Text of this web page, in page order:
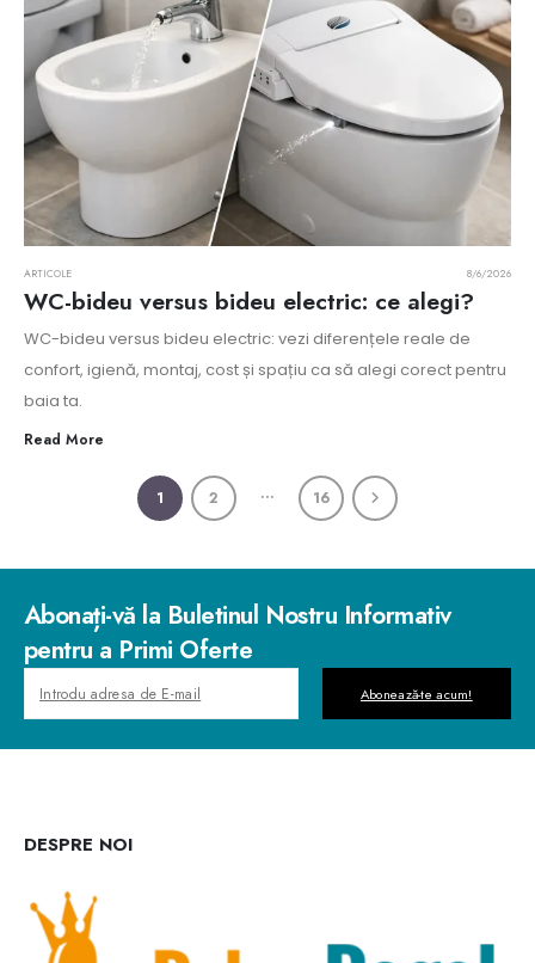
ARTICOLE 8/6/2026
WC-bideu versus bideu electric: ce alegi?
WC-bideu versus bideu electric: vezi diferențele reale de
confort, igienă, montaj, cost și spațiu ca să alegi corect pentru
baia ta.
Read More
1 2 … 16
Abonați-vă la Buletinul Nostru Informativ
pentru a Primi Oferte
Abonează-te acum!
DESPRE NOI